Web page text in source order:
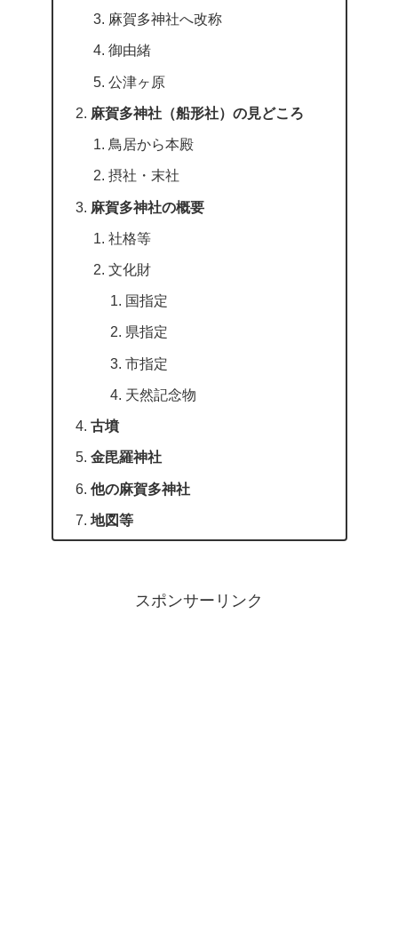
麻賀多神社へ改称
御由緒
公津ヶ原
麻賀多神社（船形社）の見どころ
鳥居から本殿
摂社・末社
麻賀多神社の概要
社格等
文化財
国指定
県指定
市指定
天然記念物
古墳
金毘羅神社
他の麻賀多神社
地図等
スポンサーリンク